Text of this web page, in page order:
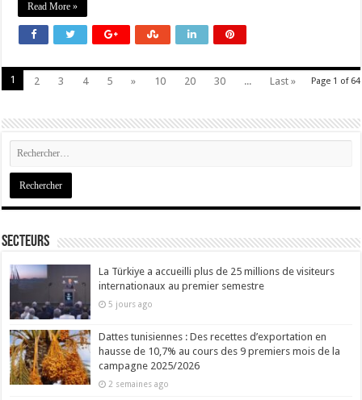
Read More »
Page 1 of 64
1 2 3 4 5 » 10 20 30 ... Last »
Secteurs
La Türkiye a accueilli plus de 25 millions de visiteurs
internationaux au premier semestre
5 jours ago
Dattes tunisiennes : Des recettes d’exportation en
hausse de 10,7% au cours des 9 premiers mois de la
campagne 2025/2026
2 semaines ago